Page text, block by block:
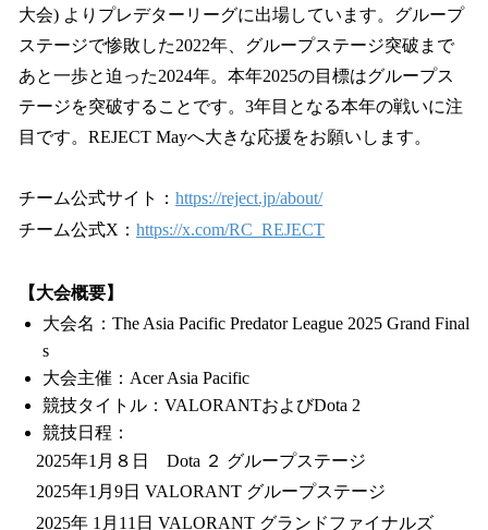
大会) よりプレデターリーグに出場しています。グループ
ステージで惨敗した2022年、グループステージ突破まで
あと一歩と迫った2024年。本年2025の目標はグループス
テージを突破することです。3年目となる本年の戦いに注
目です。REJECT Mayへ大きな応援をお願いします。
チーム公式サイト： https://reject.jp/about/
チーム公式X： https://x.com/RC_REJECT
【大会概要】
大会名：The Asia Pacific Predator League 2025 Grand Final
s
大会主催：Acer Asia Pacific
競技タイトル：VALORANTおよびDota 2
競技日程：
2025年1月８日 Dota ２ グループステージ
2025年1月9日 VALORANT グループステージ
2025年 1月11日 VALORANT グランドファイナルズ